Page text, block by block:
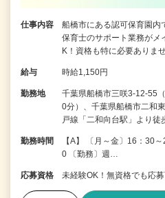
仕事内容
船橋市にある認可保育園内
保育士のサポート業務がメ
K！資格も特に必要ありま
給与 時給1,150円
勤務地
千葉県船橋市三咲3-12-55
0分）、千葉県船橋市二和
戸線「二和向台駅」より徒
勤務時間
【A】 〔月～金〕16：
0 〔勤務〕週…
応募資格 未経験OK！無資格でも応募